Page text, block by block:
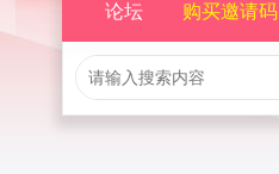
论坛 购买邀请码